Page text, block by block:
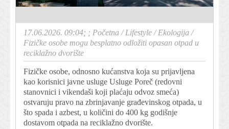
17.06.2026. 09:04; ; Početna /Lifestyle /Ekologija /
Fizičke osobe mogu besplatno odložiti opasan otpad u
reciklažno dvorište
Fizičke osobe, odnosno kućanstva koja su prijavljena
kao korisnici javne usluge Usluge Poreč (redovni
stanovnici i vikendaši koji plaćaju odvoz smeća)
ostvaruju pravo na zbrinjavanje građevinskog otpada, u
što spada i azbest, u količini do 400 kg godišnje
dostavom otpada na reciklažno dvorište.